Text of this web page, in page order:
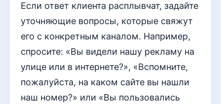
Если ответ клиента расплывчат, задайте
уточняющие вопросы, которые свяжут
его с конкретным каналом. Например,
спросите: «Вы видели нашу рекламу на
улице или в интернете?», «Вспомните,
пожалуйста, на каком сайте вы нашли
наш номер?» или «Вы пользовались